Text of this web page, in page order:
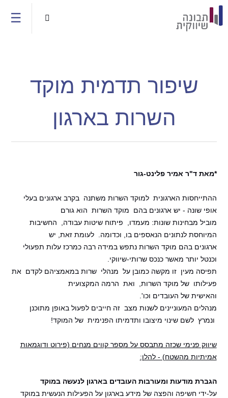
☰ 
שיפור תדמית מוקד
השרות בארגון
*מאת ד"ר אמיר פלינט-גור
ההתייחסות הארגונית למוקד השרות משתנה בקרב ארגונים בעלי
אופי שונה - יש ארגונים בהם מוקד השרות הוא גורם
מוביל מבחינות שונות: מעמדו, פיתוח שיטות עבודה, החשיבות
המיוחסת לנתונים הנאספים בו, וכדומה. לעומת זאת, יש
ארגונים בהם מוקד השרות נתפש במידה רבה כמרכז עלות תפעולי
וכנטל יותר מאשר כנכס שרותי-שיווקי.
תפיסה מעין זו מקשה כמובן על מנהלי שרות במאמציהם לקדם את
פעילותו של מוקד השרות, ואת הרמה המקצועית
והאישית של העובדים וכו'.
מנהלים המעוניינים לשנות מצב זה חייבים לפעול באופן מתוכנן
ונמרץ לשם שינוי מיצובו ותדמיתו הפנימית של המוקד!
שיווק פנימי שכזה מתבסס על מספר קווים מנחים (פירוט ודוגמאות
אמיתיות מהשטח) - להלן:
הגברת מודעות ומעורבות העובדים בארגון לנעשה במוקד
על-ידי חשיפה והפצה של מידע בארגון על הפעילות הנעשית במוקד